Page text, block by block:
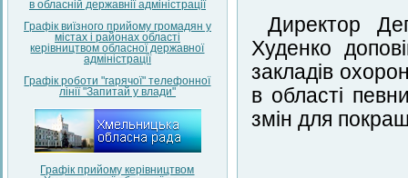
в обласній державнії адміністрації
Графік виїзного прийому громадян у
містах і районах області
керівництвом обласної державної
адміністрації
Графік роботи "гарячої" телефонної
лінії "Запитай у влади"
Графік прийому керівництвом
Директор
Худенко
закладів
в області
змін для